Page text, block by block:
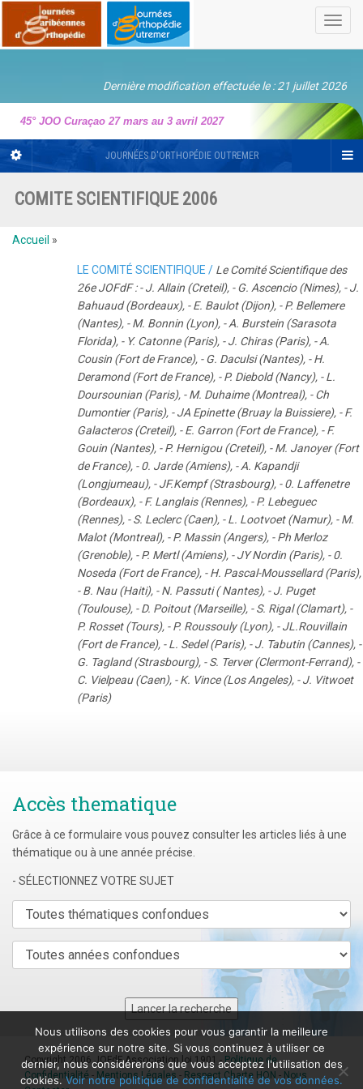
Dernière modification effectuée le : 21 juillet 2026
45° JOO Curaçao 27 mars au 3 avril 2027
JOURNÉES D'ORTHOPÉDIE OUTREMER
COMITE SCIENTIFIQUE 2006
Accueil »
LE COMITÉ SCIENTIFIQUE / Le Comité Scientifique des
26e JOFdF : - J. Allain (Creteil), - G. Ascencio (Nimes), - J.
Bahuaud (Bordeaux), - E. Baulot (Dijon), - P. Bellemere
(Nantes), - M. Bonnin (Lyon), - A. Burstein (Sarasota
Florida), - Y. Catonne (Paris), - J. Chiras (Paris), - A.
Cousin (Fort de France), - G. Daculsi (Nantes), - H.
Deramond (Fort de France), - P. Diebold (Nancy), - L.
Doursounian (Paris), - M. Duhaime (Montreal), - Ch
Dumontier (Paris), - JA Epinette (Bruay la Buissiere), - F.
Galacteros (Creteil), - E. Garron (Fort de France), - F.
Gouin (Nantes), - P. Hernigou (Creteil), - M. Janoyer (Fort
de France), - 0. Jarde (Amiens), - A. Kapandji
(Longjumeau), - JF.Kempf (Strasbourg), - 0. Laffenetre
(Bordeaux), - F. Langlais (Rennes), - P. Lebeguec
(Rennes), - S. Leclerc (Caen), - L. Lootvoet (Namur), - M.
Malot (Montreal), - P. Massin (Angers), - Ph Merloz
(Grenoble), - P. Mertl (Amiens), - JY Nordin (Paris), - 0.
Noseda (Fort de France), - H. Pascal-Moussellard (Paris),
- B. Nau (Haiti), - N. Passuti ( Nantes), - J. Puget
(Toulouse), - D. Poitout (Marseille), - S. Rigal (Clamart), -
P. Rosset (Tours), - P. Roussouly (Lyon), - JL.Rouvillain
(Fort de France), - L. Sedel (Paris), - J. Tabutin (Cannes), -
G. Tagland (Strasbourg), - S. Terver (Clermont-Ferrand), -
C. Vielpeau (Caen), - K. Vince (Los Angeles), - J. Vitwoet
(Paris)
Accès thematique
Grâce à ce formulaire vous pouvez consulter les articles liés à une
thématique ou à une année précise.
- SÉLECTIONNEZ VOTRE SUJET
Nous utilisons des cookies pour vous garantir la meilleure
expérience sur notre site. Si vous continuez à utiliser ce
dernier, nous considérerons que vous acceptez l'utilisation des
cookies.Voir notre politique de confidentialité de vos données.
Copyright 2006 JOFdF Association loi 1901 -Politique de
Confidentialité - Mentions Légales - Respect Charte HON - Nous